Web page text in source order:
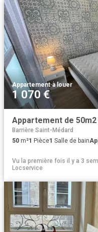
Appartement·à louer
1 070 €
Appartement de
Barrière Saint-Médard
50 m²1 Pièce1 Salle de bain
Vu la première fois il y a 3
Locservice